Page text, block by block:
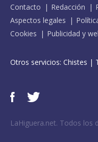
Contacto Redacción
Aspectos legales
Cookies
Publicidad y
Otros servicios: Chistes |
LaHiguera.net. Todos los